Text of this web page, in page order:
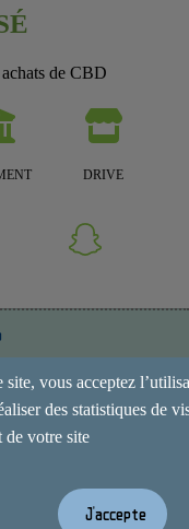
vous acceptez
des statistiques de
de votre site
J'accepte
de CBD
DRIVE